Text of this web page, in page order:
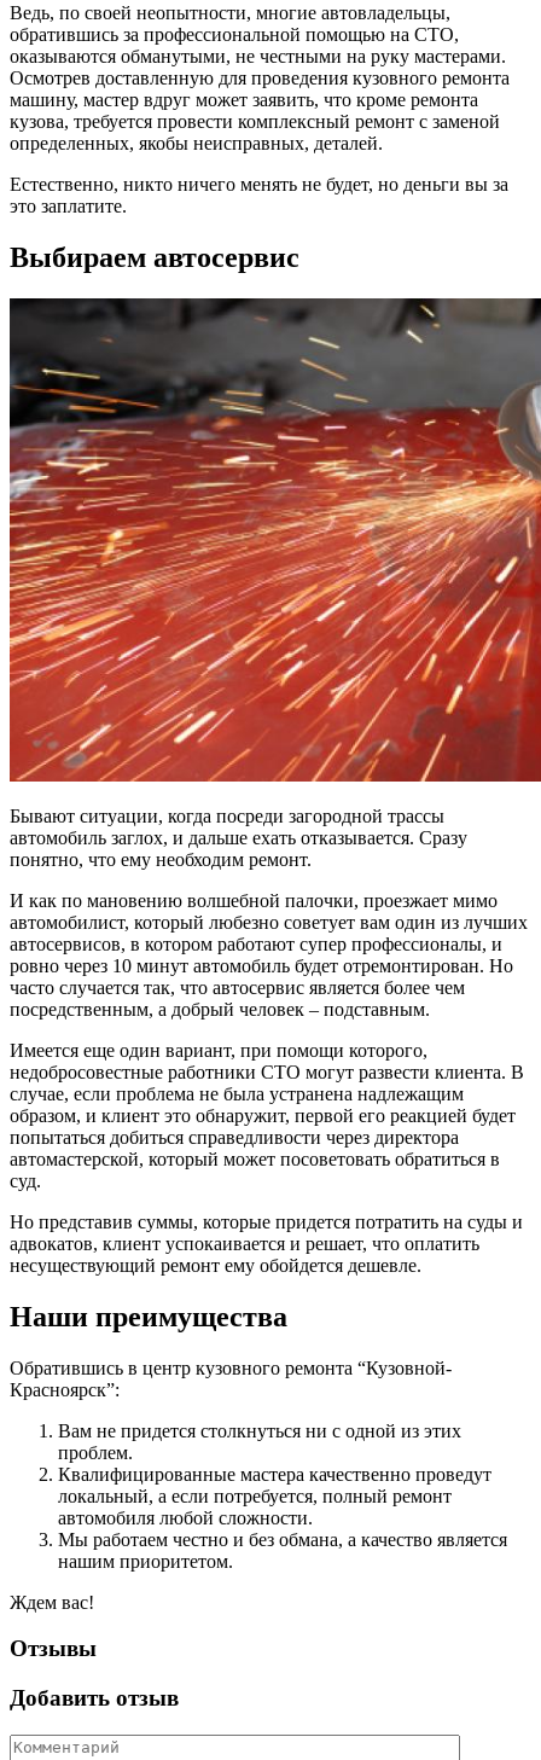
Ведь, по своей неопытности, многие автовладельцы,
обратившись за профессиональной помощью на СТО,
оказываются обманутыми, не честными на руку мастерами.
Осмотрев доставленную для проведения кузовного ремонта
машину, мастер вдруг может заявить, что кроме ремонта
кузова, требуется провести комплексный ремонт с заменой
определенных, якобы неисправных, деталей.
Естественно, никто ничего менять не будет, но деньги вы за
это заплатите.
Выбираем автосервис
Бывают ситуации, когда посреди загородной трассы
автомобиль заглох, и дальше ехать отказывается. Сразу
понятно, что ему необходим ремонт.
И как по мановению волшебной палочки, проезжает мимо
автомобилист, который любезно советует вам один из лучших
автосервисов, в котором работают супер профессионалы, и
ровно через 10 минут автомобиль будет отремонтирован. Но
часто случается так, что автосервис является более чем
посредственным, а добрый человек – подставным.
Имеется еще один вариант, при помощи которого,
недобросовестные работники СТО могут развести клиента. В
случае, если проблема не была устранена надлежащим
образом, и клиент это обнаружит, первой его реакцией будет
попытаться добиться справедливости через директора
автомастерской, который может посоветовать обратиться в
суд.
Но представив суммы, которые придется потратить на суды и
адвокатов, клиент успокаивается и решает, что оплатить
несуществующий ремонт ему обойдется дешевле.
Наши преимущества
Обратившись в центр кузовного ремонта “Кузовной-
Красноярск”:
Вам не придется столкнуться ни с одной из этих
проблем.
Квалифицированные мастера качественно проведут
локальный, а если потребуется, полный ремонт
автомобиля любой сложности.
Мы работаем честно и без обмана, а качество является
нашим приоритетом.
Ждем вас!
Отзывы
Добавить отзыв